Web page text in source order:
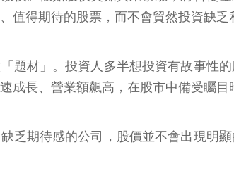
值得期待的股票，而不會貿然投資缺
題材」。投資人多半想投資有故事性
成長、營業額飆高，在股市中備受矚
乏期待感的公司，股價並不會出現明